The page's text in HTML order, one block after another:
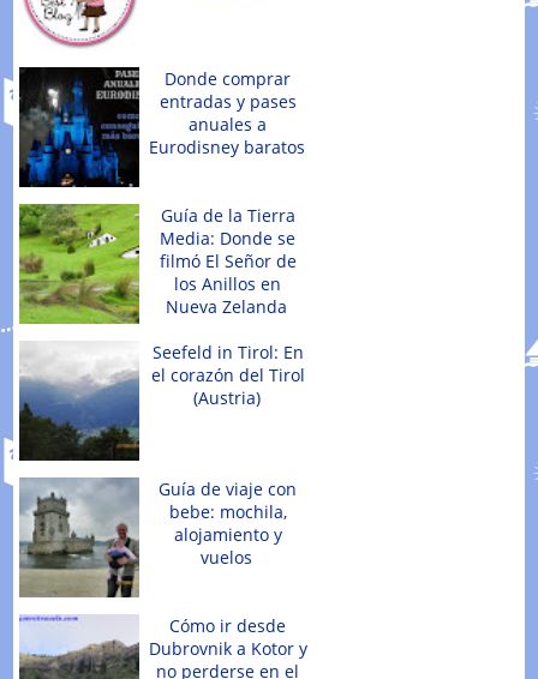
Donde comprar
entradas y pases
anuales a
Eurodisney baratos
Guía de la Tierra
Media: Donde se
filmó El Señor de
los Anillos en
Nueva Zelanda
Seefeld in Tirol: En
el corazón del Tirol
(Austria)
Guía de viaje con
bebe: mochila,
alojamiento y
vuelos
Cómo ir desde
Dubrovnik a Kotor y
no perderse en el